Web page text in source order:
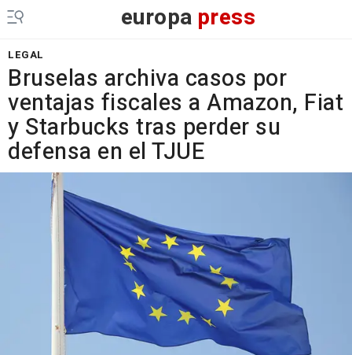
europa press
LEGAL
Bruselas archiva casos por
ventajas fiscales a Amazon, Fiat
y Starbucks tras perder su
defensa en el TJUE